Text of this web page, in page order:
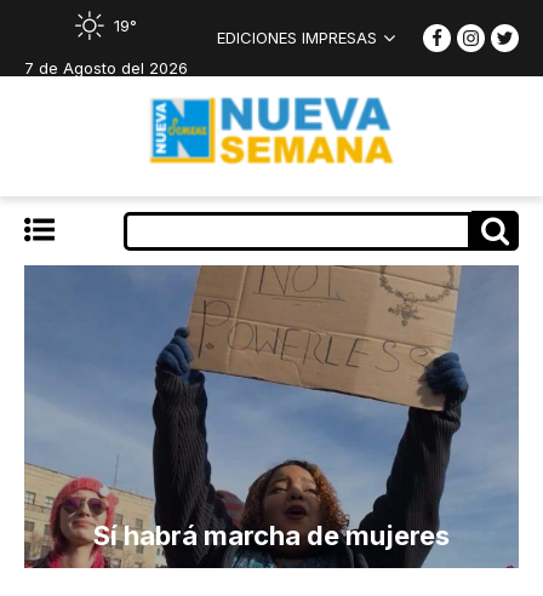
19°
7 de Agosto del 2026
EDICIONES IMPRESAS
Sí habrá marcha de mujeres